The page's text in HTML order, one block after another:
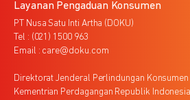
Layanan Pengaduan Konsumen
PT Nusa Satu Inti Artha (DOKU)
Tel : (021) 1500 963
Email : care@doku.com
Direktorat Jenderal Perlindungan Konsumen
Kementrian Perdagangan Republik